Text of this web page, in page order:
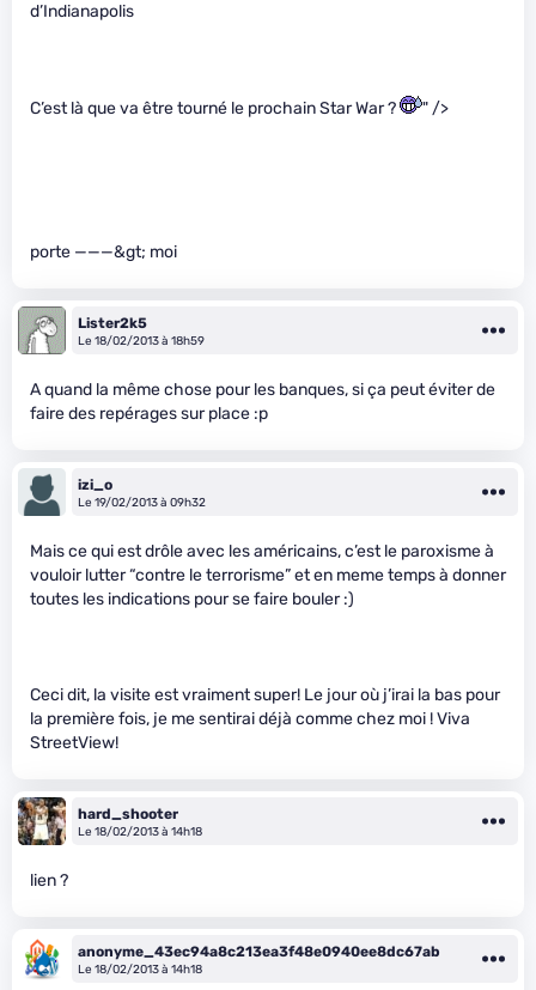
d’Indianapolis
C’est là que va être tourné le prochain Star War ? " />
porte ———&gt; moi
Lister2k5
Le 18/02/2013 à 18h59
A quand la même chose pour les banques, si ça peut éviter de
faire des repérages sur place :p
izi_o
Le 19/02/2013 à 09h32
Mais ce qui est drôle avec les américains, c’est le paroxisme à
vouloir lutter “contre le terrorisme” et en meme temps à donner
toutes les indications pour se faire bouler :)
Ceci dit, la visite est vraiment super! Le jour où j’irai la bas pour
la première fois, je me sentirai déjà comme chez moi ! Viva
StreetView!
hard_shooter
Le 18/02/2013 à 14h18
lien ?
anonyme_43ec94a8c213ea3f48e0940ee8dc67ab
Le 18/02/2013 à 14h18